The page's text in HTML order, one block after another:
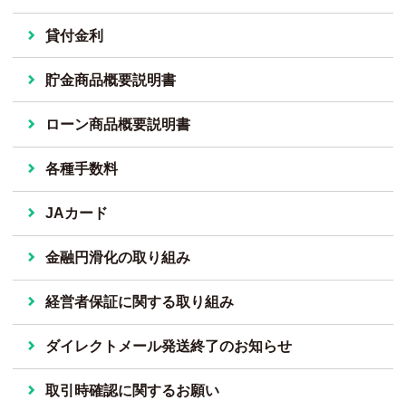
貸付金利
貯金商品概要説明書
ローン商品概要説明書
各種手数料
JAカード
金融円滑化の取り組み
経営者保証に関する取り組み
ダイレクトメール発送終了のお知らせ
取引時確認に関するお願い